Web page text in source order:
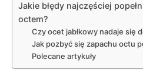
Jakie błędy najczęściej
octem?
Czy ocet jabłkowy nadaje się
Jak pozbyć się zapachu octu
Polecane artykuły